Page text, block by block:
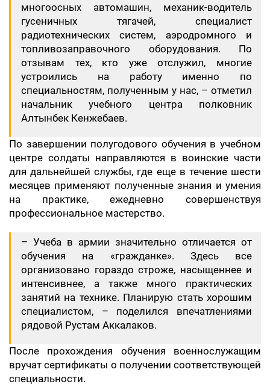
многоосных автомашин, механик-водитель
гусеничных тягачей, специалист
радиотехнических систем, аэродромного и
топливозаправочного оборудования. По
отзывам тех, кто уже отслужил, многие
устроились на работу именно по
специальностям, полученным у нас, – отметил
начальник учебного центра полковник
Алтынбек Кенжебаев.
По завершении полугодового обучения в учебном
центре солдаты направляются в воинские части
для дальнейшей службы, где еще в течение шести
месяцев применяют полученные знания и умения
на практике, ежедневно совершенствуя
профессиональное мастерство.
– Учеба в армии значительно отличается от
обучения на «гражданке». Здесь все
организовано гораздо строже, насыщеннее и
интенсивнее, а также много практических
занятий на технике. Планирую стать хорошим
специалистом, – поделился впечатлениями
рядовой Рустам Аккалаков.
После прохождения обучения военнослужащим
вручат сертификаты о получении соответствующей
специальности.